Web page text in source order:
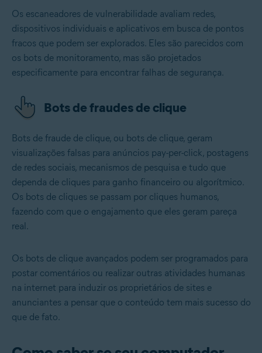
Os escaneadores de vulnerabilidade avaliam redes,
dispositivos individuais e aplicativos em busca de pontos
fracos que podem ser explorados. Eles são parecidos com
os bots de monitoramento, mas são projetados
especificamente para encontrar falhas de segurança.
Bots de fraudes de clique
Bots de fraude de clique, ou bots de clique, geram
visualizações falsas para anúncios pay-per-click, postagens
de redes sociais, mecanismos de pesquisa e tudo que
dependa de cliques para ganho financeiro ou algorítmico.
Os bots de cliques se passam por cliques humanos,
fazendo com que o engajamento que eles geram pareça
real.
Os bots de clique avançados podem ser programados para
postar comentários ou realizar outras atividades humanas
na internet para induzir os proprietários de sites e
anunciantes a pensar que o conteúdo tem mais sucesso do
que de fato.